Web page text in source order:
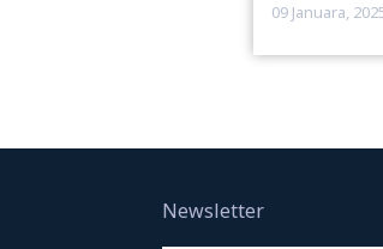
09 Januara,
Newsletter